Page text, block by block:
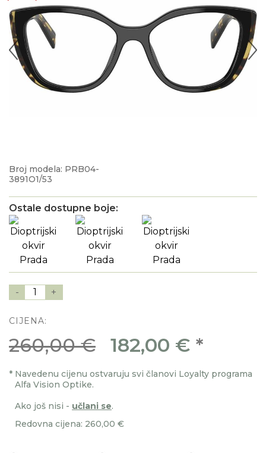
Broj modela: PRB04-
3891O1/53
Ostale dostupne boje:
- 1 +
CIJENA:
260,00 € 182,00 € *
* Navedenu cijenu ostvaruju svi članovi Loyalty programa
Alfa Vision Optike.
Ako još nisi - učlani se.
Redovna cijena: 260,00 €